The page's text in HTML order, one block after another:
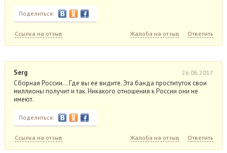
Поделиться:
Ссылка на отзыв Жалоба на отзыв Ответить
Serg 26.06.2017
Сборная России… Где вы ее видите. Эта банда проституток свои
миллионы получит и так. Никакого отношения к России они не
имеют.
Поделиться:
Ссылка на отзыв Жалоба на отзыв Ответить